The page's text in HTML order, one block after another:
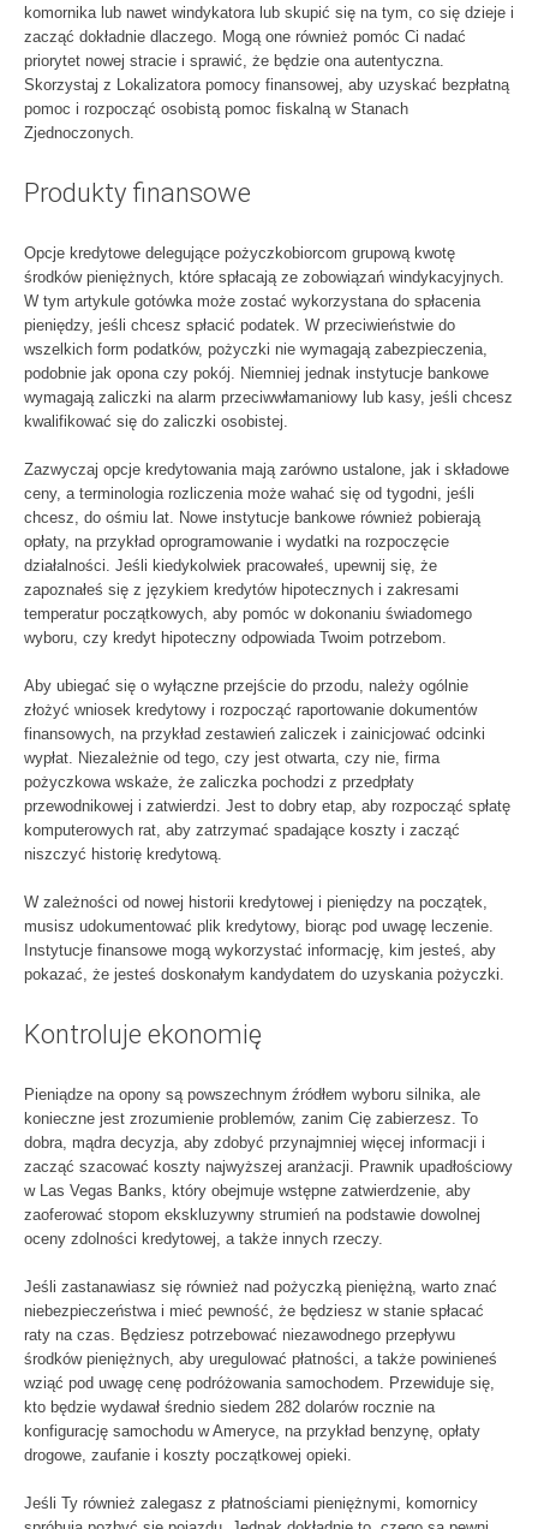
komornika lub nawet windykatora lub skupić się na tym, co się dzieje i
zacząć dokładnie dlaczego. Mogą one również pomóc Ci nadać
priorytet nowej stracie i sprawić, że będzie ona autentyczna.
Skorzystaj z Lokalizatora pomocy finansowej, aby uzyskać bezpłatną
pomoc i rozpocząć osobistą pomoc fiskalną w Stanach
Zjednoczonych.
Produkty finansowe
Opcje kredytowe delegujące pożyczkobiorcom grupową kwotę
środków pieniężnych, które spłacają ze zobowiązań windykacyjnych.
W tym artykule gotówka może zostać wykorzystana do spłacenia
pieniędzy, jeśli chcesz spłacić podatek. W przeciwieństwie do
wszelkich form podatków, pożyczki nie wymagają zabezpieczenia,
podobnie jak opona czy pokój. Niemniej jednak instytucje bankowe
wymagają zaliczki na alarm przeciwwłamaniowy lub kasy, jeśli chcesz
kwalifikować się do zaliczki osobistej.
Zazwyczaj opcje kredytowania mają zarówno ustalone, jak i składowe
ceny, a terminologia rozliczenia może wahać się od tygodni, jeśli
chcesz, do ośmiu lat. Nowe instytucje bankowe również pobierają
opłaty, na przykład oprogramowanie i wydatki na rozpoczęcie
działalności. Jeśli kiedykolwiek pracowałeś, upewnij się, że
zapoznałeś się z językiem kredytów hipotecznych i zakresami
temperatur początkowych, aby pomóc w dokonaniu świadomego
wyboru, czy kredyt hipoteczny odpowiada Twoim potrzebom.
Aby ubiegać się o wyłączne przejście do przodu, należy ogólnie
złożyć wniosek kredytowy i rozpocząć raportowanie dokumentów
finansowych, na przykład zestawień zaliczek i zainicjować odcinki
wypłat. Niezależnie od tego, czy jest otwarta, czy nie, firma
pożyczkowa wskaże, że zaliczka pochodzi z przedpłaty
przewodnikowej i zatwierdzi. Jest to dobry etap, aby rozpocząć spłatę
komputerowych rat, aby zatrzymać spadające koszty i zacząć
niszczyć historię kredytową.
W zależności od nowej historii kredytowej i pieniędzy na początek,
musisz udokumentować plik kredytowy, biorąc pod uwagę leczenie.
Instytucje finansowe mogą wykorzystać informację, kim jesteś, aby
pokazać, że jesteś doskonałym kandydatem do uzyskania pożyczki.
Kontroluje ekonomię
Pieniądze na opony są powszechnym źródłem wyboru silnika, ale
konieczne jest zrozumienie problemów, zanim Cię zabierzesz. To
dobra, mądra decyzja, aby zdobyć przynajmniej więcej informacji i
zacząć szacować koszty najwyższej aranżacji. Prawnik upadłościowy
w Las Vegas Banks, który obejmuje wstępne zatwierdzenie, aby
zaoferować stopom ekskluzywny strumień na podstawie dowolnej
oceny zdolności kredytowej, a także innych rzeczy.
Jeśli zastanawiasz się również nad pożyczką pieniężną, warto znać
niebezpieczeństwa i mieć pewność, że będziesz w stanie spłacać
raty na czas. Będziesz potrzebować niezawodnego przepływu
środków pieniężnych, aby uregulować płatności, a także powinieneś
wziąć pod uwagę cenę podróżowania samochodem. Przewiduje się,
kto będzie wydawał średnio siedem 282 dolarów rocznie na
konfigurację samochodu w Ameryce, na przykład benzynę, opłaty
drogowe, zaufanie i koszty początkowej opieki.
Jeśli Ty również zalegasz z płatnościami pieniężnymi, komornicy